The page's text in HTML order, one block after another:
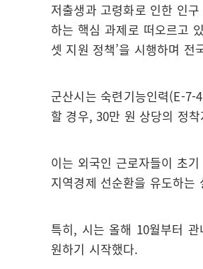
저출생과 고령화로 인한 인
하는 핵심 과제로 떠오르고
셋 지원 정책’을 시행하며
군산시는 숙련기능인력(E-
할 경우, 30만 원 상당의 정
이는 외국인 근로자들이 초
지역경제 선순환을 유도하는
특히, 시는 올해 10월부터
원하기 시작했다.